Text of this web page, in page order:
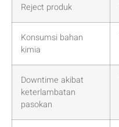
Reject produk
Konsumsi bahan
kimia
Downtime akibat
keterlambatan
pasokan